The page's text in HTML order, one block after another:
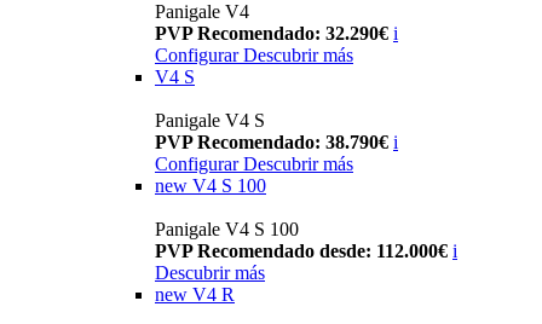
Panigale V4
PVP Recomendado: 32.290€ i
Configurar Descubrir más
V4 S
Panigale V4 S
PVP Recomendado: 38.790€ i
Configurar Descubrir más
new V4 S 100
Panigale V4 S 100
PVP Recomendado desde: 112.000€ i
Descubrir más
new V4 R